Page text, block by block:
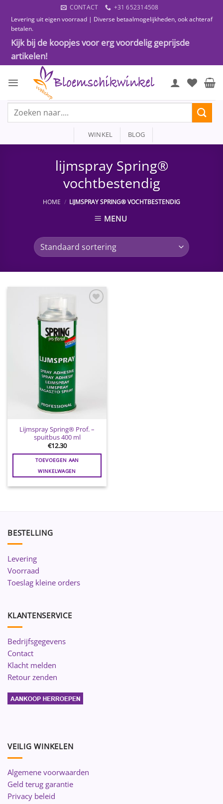
naar
inhoud
CONTACT
+31 652314508
Levering uit eigen voorraad | Diverse betaalmogelijkheden, ook achteraf
betalen.
Kijk bij de koopjes voor erg voordelig geprijsde
artikelen!
Zoeken
WINKEL BLOG
lijmspray Spring®
vochtbestendig
HOME / LIJMSPRAY SPRING® VOCHTBESTENDIG
MENU
wenslijst
Lijmspray Spring® Prof. –
spuitbus 400 ml
€12.30
TOEVOEGEN AAN
WINKELWAGEN
BESTELLING
Levering
Voorraad
Toeslag kleine orders
KLANTENSERVICE
Bedrijfsgegevens
Contact
Klacht melden
Retour zenden
VEILIG WINKELEN
Algemene voorwaarden
Geld terug garantie
Privacy beleid